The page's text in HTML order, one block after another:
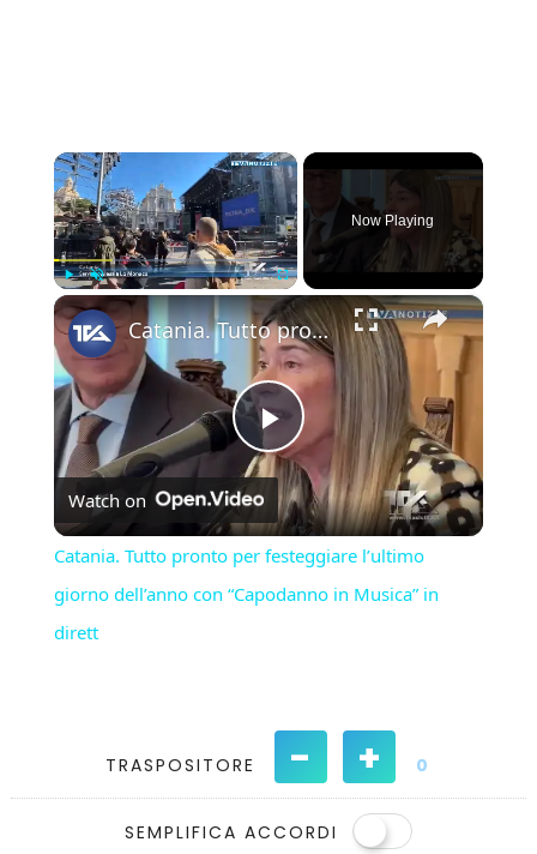
×
Unmute Fullscreen
Now Playing
×
Play
Video
Catania. Tutto pronto per festeggiare l’ultimo giorno dell’anno con “Capodanno in Musica” in dirett
Watch on
Catania. Tutto pronto per festeggiare l’ultimo
giorno dell’anno con “Capodanno in Musica” in
dirett
TRASPOSITORE - + 0
SEMPLIFICA ACCORDI